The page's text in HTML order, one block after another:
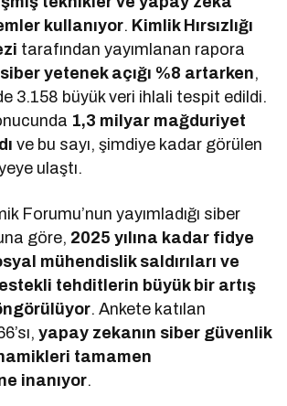
kullanıyor. Kimlik Hırsızlığı
tarafından yayımlanan rapora
yetenek açığı %8 artarken,
3.158 büyük veri ihlali tespit edildi.
1,3 milyar mağduriyet
ve bu sayı, şimdiye kadar görülen
ulaştı.
Forumu’nun yayımladığı siber
göre, 2025 yılına kadar fidye
mühendislik saldırıları ve
tehditlerin büyük bir artış
. Ankete katılan
yapay zekanın siber güvenlik
tamamen
inanıyor.